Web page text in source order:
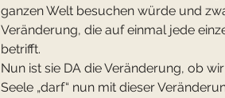
ganzen Welt besuchen würde und
Veränderung, die auf einmal jede
betrifft.
Nun ist sie DA die Veränderung, ob
Seele „darf“ nun mit dieser